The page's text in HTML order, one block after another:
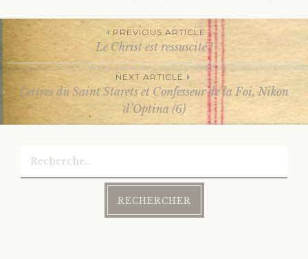
Post
navigation
PREVIOUS ARTICLE
Le Christ est ressuscité !
NEXT ARTICLE
Lettres du Saint Starets et Confesseur de la Foi, Nikon
d’Optina (6)